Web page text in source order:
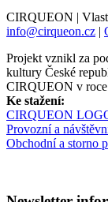
CIRQUEON |
info@cirqueon.cz |
Projekt vznikl za
kultury České
CIRQUEON v roce
Ke stažení:
CIRQUEON
Provozní a
Obchodní a storno